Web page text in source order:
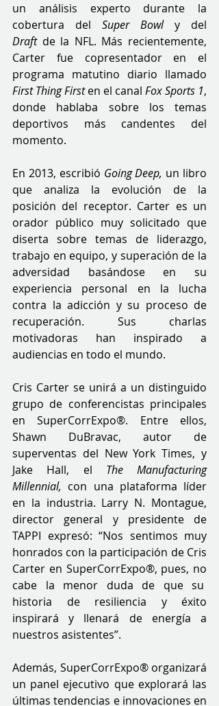
un análisis experto durante la
cobertura del Super Bowl
Draft de la NFL. Más recientemente,
Carter fue copresentador en el
First Thing First en el canal Fox Sports 1,
donde hablaba sobre los temas
deportivos más candentes del
momento.
En 2013, escribió Going Deep, un libro
que analiza la evolución de la
posición del receptor. Carter es un
orador público muy solicitado que
diserta sobre temas de liderazgo,
trabajo en equipo, y superación de la
adversidad basándose en su
experiencia personal en la lucha
contra la adicción y su proceso de
recuperación. Sus charlas
motivadoras han inspirado a
audiencias en todo el mundo.
Cris Carter se unirá a un distinguido
grupo de conferencistas principales
en SuperCorrExpo®. Entre ellos,
Shawn DuBravac, autor de
superventas del New York Times, y
Jake Hall, el The Manufacturing
Millennial, con una plataforma líder
en la industria. Larry N. Montague,
director general y presidente de
TAPPI expresó: “Nos sentimos muy
honrados con la participación de Cris
Carter en SuperCorrExpo®, pues, no
cabe la menor duda de que su
historia de resiliencia y éxito
inspirará y llenará de energía a
nuestros asistentes”.
Además, SuperCorrExpo® organizará
un panel ejecutivo que explorará las
últimas tendencias e innovaciones en